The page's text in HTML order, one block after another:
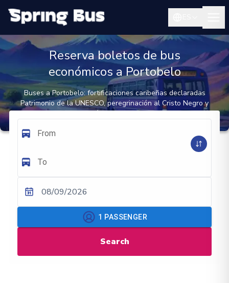
Reserva boletos de bus
económicos a Portobelo
Buses a Portobelo: fortificaciones caribeñas declaradas
Patrimonio de la UNESCO, peregrinación al Cristo Negro y
corazón cultural congo
From
To
08/09/2026
1 PASSENGER
Search